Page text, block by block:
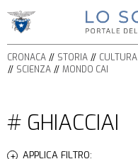
HOME
CRONACA
STORIA
AMBIENTE
ATTIVITÀ
ESCURSIONISMO
ALPINISMO
ARRAMPICATA
SPELEOLOGIA
ALPINISMO
CRONACA STORIA CULTURA
SCIENZA
MONDO CAI
# GHIACCIAI
APPLICA FILTRO: